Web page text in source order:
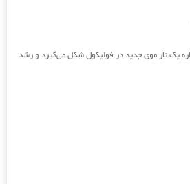
یک تار موی جدید در فولیکول شکل می‌گیرد و رشد